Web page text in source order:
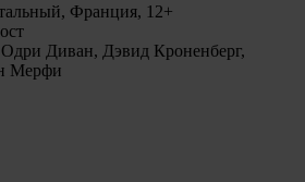
Франция, 12+
Диван, Дэвид Кроненберг,
Мерфи